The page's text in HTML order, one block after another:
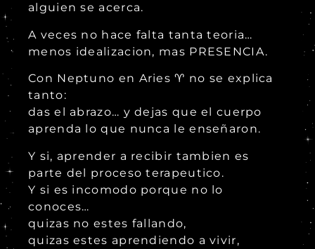
alguien se acerca.
A veces no hace falta tanta teoria…
menos idealizacion, mas PRESENCIA.
Con Neptuno en Aries ♈ no se explica
tanto:
das el abrazo… y dejas que el cuerpo
aprenda lo que nunca le enseñaron.
Y si, aprender a recibir tambien es
parte del proceso terapeutico.
Y si es incomodo porque no lo
conoces…
quizas no estes fallando,
quizas estes aprendiendo a vivir,